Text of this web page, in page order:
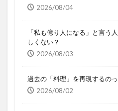
2026/08/04
「私も億り人になる」と言う
しくない？
2026/08/03
過去の「料理」を再現するの
2026/08/02